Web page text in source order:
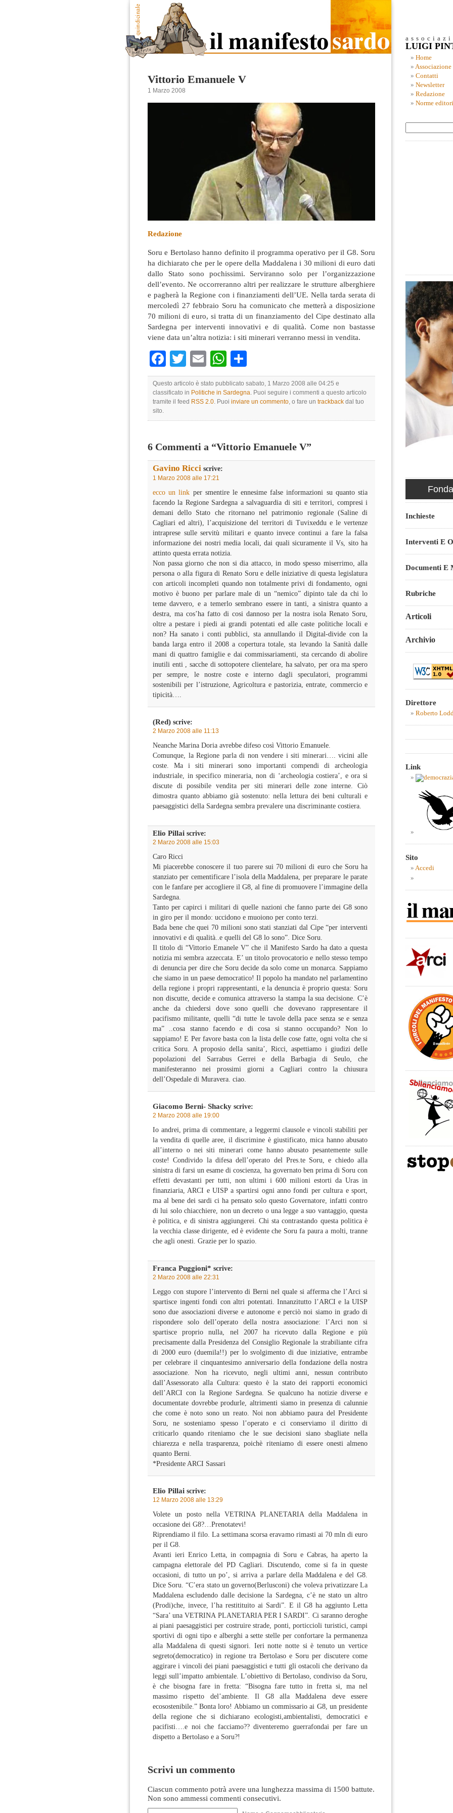
Vittorio Emanuele V
1 Marzo 2008
Redazione
Soru e Bertolaso hanno definito il programma operativo per il G8. Soru
ha dichiarato che per le opere della Maddalena i 30 milioni di euro dati
dallo Stato sono pochissimi. Serviranno solo per l’organizzazione
dell’evento. Ne occorreranno altri per realizzare le strutture alberghiere
e pagherà la Regione con i finanziamenti dell’UE. Nella tarda serata di
mercoledì 27 febbraio Soru ha comunicato che metterà a disposizione
70 milioni di euro, si tratta di un finanziamento del Cipe destinato alla
Sardegna per interventi innovativi e di qualità. Come non bastasse
viene data un’altra notizia: i siti minerari verranno messi in vendita.
Facebook
TwitterEmailWhatsApp
Questo articolo è stato pubblicato sabato, 1 Marzo 2008 alle 04:25 e
classificato in Politiche in Sardegna . Puoi seguire i commenti a questo articolo
tramite il feed RSS 2.0 . Puoi inviare un commento , o fare un trackback dal tuo
sito.
6 Commenti a “Vittorio Emanuele V”
Gavino Ricci scrive:
1 Marzo 2008 alle 17:21
ecco un link per smentire le ennesime false informazioni su quanto stia
facendo la Regione Sardegna a salvaguardia di siti e territori, compresi i
demani dello Stato che ritornano nel patrimonio regionale (Saline di
Cagliari ed altri), l’acquisizione del territori di Tuvixeddu e le vertenze
intraprese sulle servitù militari e quanto invece continui a fare la falsa
informazione dei nostri media locali, dai quali sicuramente il Vs, sito ha
attinto questa errata notizia.
Non passa giorno che non si dia attacco, in modo spesso miserrimo, alla
persona o alla figura di Renato Soru e delle iniziative di questa legislatura
con articoli incompleti quando non totalmente privi di fondamento, ogni
motivo è buono per parlare male di un “nemico” dipinto tale da chi lo
teme davvero, e a temerlo sembrano essere in tanti, a sinistra quanto a
destra, ma cos’ha fatto di cosi dannoso per la nostra isola Renato Soru,
oltre a pestare i piedi ai grandi potentati ed alle caste politiche locali e
non? Ha sanato i conti pubblici, sta annullando il Digital-divide con la
banda larga entro il 2008 a copertura totale, sta levando la Sanità dalle
mani di quattro famiglie e dai commissariamenti, sta cercando di abolire
inutili enti , sacche di sottopotere clientelare, ha salvato, per ora ma spero
per sempre, le nostre coste e interno dagli speculatori, programmi
sostenibili per l’istruzione, Agricoltura e pastorizia, entrate, commercio e
tipicità….
(Red) scrive:
2 Marzo 2008 alle 11:13
Neanche Marina Doria avrebbe difeso così Vittorio Emanuele.
Comunque, la Regione parla di non vendere i siti minerari…. vicini alle
coste. Ma i siti minerari sono importanti compendi di archeologia
industriale, in specifico mineraria, non di ‘archeologia costiera’, e ora si
discute di possibile vendita per siti minerari delle zone interne. Ciò
dimostra quanto abbiamo già sostenuto: nella lettura dei beni culturali e
paesaggistici della Sardegna sembra prevalere una discriminante costiera.
Elio Pillai scrive:
2 Marzo 2008 alle 15:03
Caro Ricci
Mi piacerebbe conoscere il tuo parere sui 70 milioni di euro che Soru ha
stanziato per cementificare l’isola della Maddalena, per preparare le parate
con le fanfare per accogliere il G8, al fine di promuovere l’immagine della
Sardegna.
Tanto per capirci i militari di quelle nazioni che fanno parte dei G8 sono
in giro per il mondo: uccidono e muoiono per conto terzi.
Bada bene che quei 70 milioni sono stati stanziati dal Cipe “per interventi
innovativi e di qualità..e quelli del G8 lo sono”. Dice Soru.
Il titolo di “Vittorio Emanele V” che il Manifesto Sardo ha dato a questa
notizia mi sembra azzeccata. E’ un titolo provocatorio e nello stesso tempo
di denuncia per dire che Soru decide da solo come un monarca. Sappiamo
che siamo in un paese democratico! Il popolo ha mandato nel parlamentino
della regione i propri rappresentanti, e la denuncia è proprio questa: Soru
non discutte, decide e comunica attraverso la stampa la sua decisione. C’è
anche da chiedersi dove sono quelli che dovevano rappresentare il
pacifismo militante, quelli “di tutte le tavole della pace senza se e senza
ma” ..cosa stanno facendo e di cosa si stanno occupando? Non lo
sappiamo! E Per favore basta con la lista delle cose fatte, ogni volta che si
critica Soru. A proposio della sanita’, Ricci, aspettiamo i giudizi delle
popolazioni del Sarrabus Gerrei e della Barbagia di Seulo, che
manifesteranno nei prossimi giorni a Cagliari contro la chiusura
dell’Ospedale di Muravera. ciao.
Giacomo Berni- Shacky scrive:
2 Marzo 2008 alle 19:00
Io andrei, prima di commentare, a leggermi clausole e vincoli stabiliti per
la vendita di quelle aree, il discrimine è giustificato, mica hanno abusato
all’interno o nei siti minerari come hanno abusato pesantemente sulle
coste! Condivido la difesa dell’operato del Pres.te Soru, e chiedo alla
sinistra di farsi un esame di coscienza, ha governato ben prima di Soru con
effetti devastanti per tutti, non ultimi i 600 milioni estorti da Uras in
finanziaria, ARCI e UISP a spartirsi ogni anno fondi per cultura e sport,
ma al bene dei sardi ci ha pensato solo questo Governatore, infatti contro
di lui solo chiacchiere, non un decreto o una legge a suo vantaggio, questa
è politica, e di sinistra aggiungerei. Chi sta contrastando questa politica è
la vecchia classe dirigente, ed è evidente che Soru fa paura a molti, tranne
che agli onesti. Grazie per lo spazio.
Franca Puggioni* scrive:
2 Marzo 2008 alle 22:31
Leggo con stupore l’intervento di Berni nel quale si afferma che l’Arci si
spartisce ingenti fondi con altri potentati. Innanzitutto l’ARCI e la UISP
sono due associazioni diverse e autonome e perciò noi siamo in grado di
rispondere solo dell’operato della nostra associazione: l’Arci non si
spartisce proprio nulla, nel 2007 ha ricevuto dalla Regione e più
precisamente dalla Presidenza del Consiglio Regionale la strabiliante cifra
di 2000 euro (duemila!!) per lo svolgimento di due iniziative, entrambe
per celebrare il cinquantesimo anniversario della fondazione della nostra
associazione. Non ha ricevuto, negli ultimi anni, nessun contributo
dall’Assessorato alla Cultura: questo è la stato dei rapporti economici
dell’ARCI con la Regione Sardegna. Se qualcuno ha notizie diverse e
documentate dovrebbe produrle, altrimenti siamo in presenza di calunnie
che come è noto sono un reato. Noi non abbiamo paura del Presidente
Soru, ne sosteniamo spesso l’operato e ci conserviamo il diritto di
criticarlo quando riteniamo che le sue decisioni siano sbagliate nella
chiarezza e nella trasparenza, poichè riteniamo di essere onesti almeno
quanto Berni.
*Presidente ARCI Sassari
Elio Pillai scrive:
12 Marzo 2008 alle 13:29
Volete un posto nella VETRINA PLANETARIA della Maddalena in
occasione dei G8?…Prenotatevi!
Riprendiamo il filo. La settimana scorsa eravamo rimasti ai 70 mln di euro
per il G8.
Avanti ieri Enrico Letta, in compagnia di Soru e Cabras, ha aperto la
campagna elettorale del PD Cagliari. Discutendo, come si fa in queste
occasioni, di tutto un po’, si arriva a parlare della Maddalena e del G8.
Dice Soru. “C’era stato un governo(Berlusconi) che voleva privatizzare La
Maddalena escludendo dalle decisione la Sardegna, c’è ne stato un altro
(Prodi)che, invece, l’ha restitituito ai Sardi”. E il G8 ha aggiunto Letta
“Sara’ una VETRINA PLANETARIA PER I SARDI”. Ci saranno deroghe
ai piani paesaggistici per costruire strade, ponti, porticcioli turistici, campi
sportivi di ogni tipo e alberghi a sette stelle per confortare la permanenza
alla Maddalena di questi signori. Ieri notte notte si è tenuto un vertice
segreto(democratico) in regione tra Bertolaso e Soru per discutere come
aggirare i vincoli dei piani paesaggistici e tutti gli ostacoli che derivano da
leggi sull’impatto ambientale. L’obiettivo di Bertolaso, condiviso da Soru,
è che bisogna fare in fretta: “Bisogna fare tutto in fretta si, ma nel
massimo rispetto del’ambiente. Il G8 alla Maddalena deve essere
ecosostenibile.” Bonta loro! Abbiamo un commissario ai G8, un presidente
della regione che si dichiarano ecologisti,ambientalisti, democratici e
pacifisti….e noi che facciamo?? diventeremo guerrafondai per fare un
dispetto a Bertolaso e a Soru?!
Scrivi un commento
Ciascun commento potrà avere una lunghezza massima di 1500 battute.
Non sono ammessi commenti consecutivi.
LUIGI
Home
Associazione
Contatti
Newsletter
Redazione
Norme
Inchieste
Interventi E
Documenti E
Rubriche
Articoli
Archivio
Direttore
Roberto
Link
Sito
Accedi